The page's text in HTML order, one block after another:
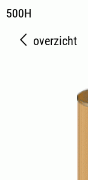
500H
overzicht